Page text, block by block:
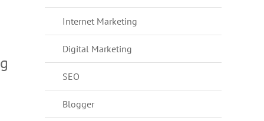
Internet Marketing
Digital Marketing
SEO
Blogger